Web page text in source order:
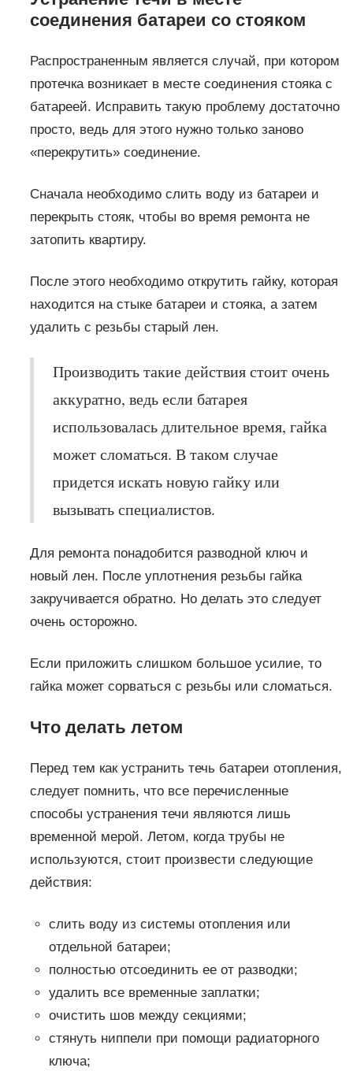
соединения батареи со стояком
Распространенным является случай, при котором
протечка возникает в месте соединения стояка с
батареей. Исправить такую проблему достаточно
просто, ведь для этого нужно только заново
«перекрутить» соединение.
Сначала необходимо слить воду из батареи и
перекрыть стояк, чтобы во время ремонта не
затопить квартиру.
После этого необходимо открутить гайку, которая
находится на стыке батареи и стояка, а затем
удалить с резьбы старый лен.
Производить такие действия стоит очень
аккуратно, ведь если батарея
использовалась длительное время, гайка
может сломаться. В таком случае
придется искать новую гайку или
вызывать специалистов.
Для ремонта понадобится разводной ключ и
новый лен. После уплотнения резьбы гайка
закручивается обратно. Но делать это следует
очень осторожно.
Если приложить слишком большое усилие, то
гайка может сорваться с резьбы или сломаться.
Что делать летом
Перед тем как устранить течь батареи отопления,
следует помнить, что все перечисленные
способы устранения течи являются лишь
временной мерой. Летом, когда трубы не
используются, стоит произвести следующие
действия:
слить воду из системы отопления или
отдельной батареи;
полностью отсоединить ее от разводки;
удалить все временные заплатки;
очистить шов между секциями;
стянуть ниппели при помощи радиаторного
ключа;